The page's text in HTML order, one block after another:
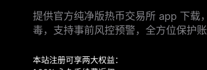
提供官方纯净版热币交易所 app 下载
毒，支持事前风控预警，全方位保护账
本站注册可享两大权益：